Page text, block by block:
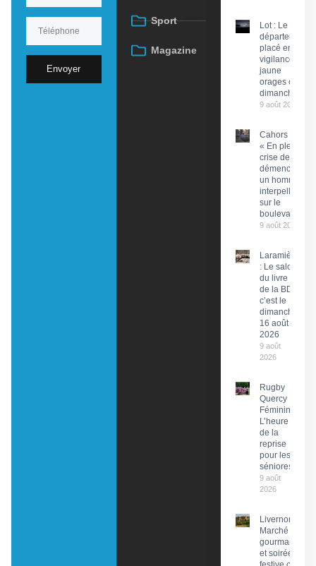
Envoyer
Sport
Magazine
Lot : Le
département
placé en
vigilance
jaune
orages ce
dimanche
9 août 2026
Cahors :
« En pleine
crise de
démence »,
un homme
interpellé
sur le
boulevard
9 août 2026
Laramière
: Le salon
du livre et
de la BD,
c’est le
dimanche
16 août
2026
9 août
2026
Rugby
Quercy
Féminin :
L’heure
de la
reprise
pour les
séniores
9 août
2026
Livernon :
Marché
gourmand
et soirée